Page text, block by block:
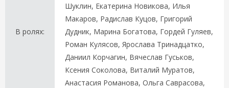
В ролях:
Шуклин, Екатерина Новикова, Илья
Макаров, Радислав Куцов, Григорий
Дудник, Марина Богатова, Гордей Гуляев,
Роман Кулясов, Ярослава Тринадцатко,
Даниил Корчагин, Вячеслав Гуськов,
Ксения Соколова, Виталий Муратов,
Анастасия Романова, Ольга Саврасова,